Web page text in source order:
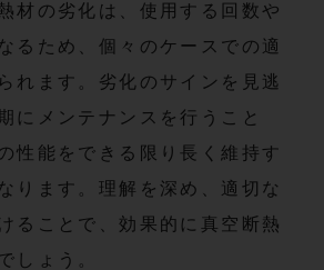
材の劣化は、使用する回数や
るため、個々のケースでの適
れます。劣化のサインを見逃
にメンテナンスを行うこと
性能をできる限り長く維持す
ります。理解を深め、適切な
ることで、効果的に真空断熱
しょう。